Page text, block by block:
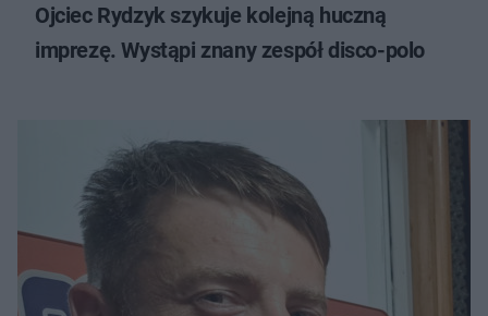
Ojciec Rydzyk szykuje kolejną huczną
imprezę. Wystąpi znany zespół disco-polo